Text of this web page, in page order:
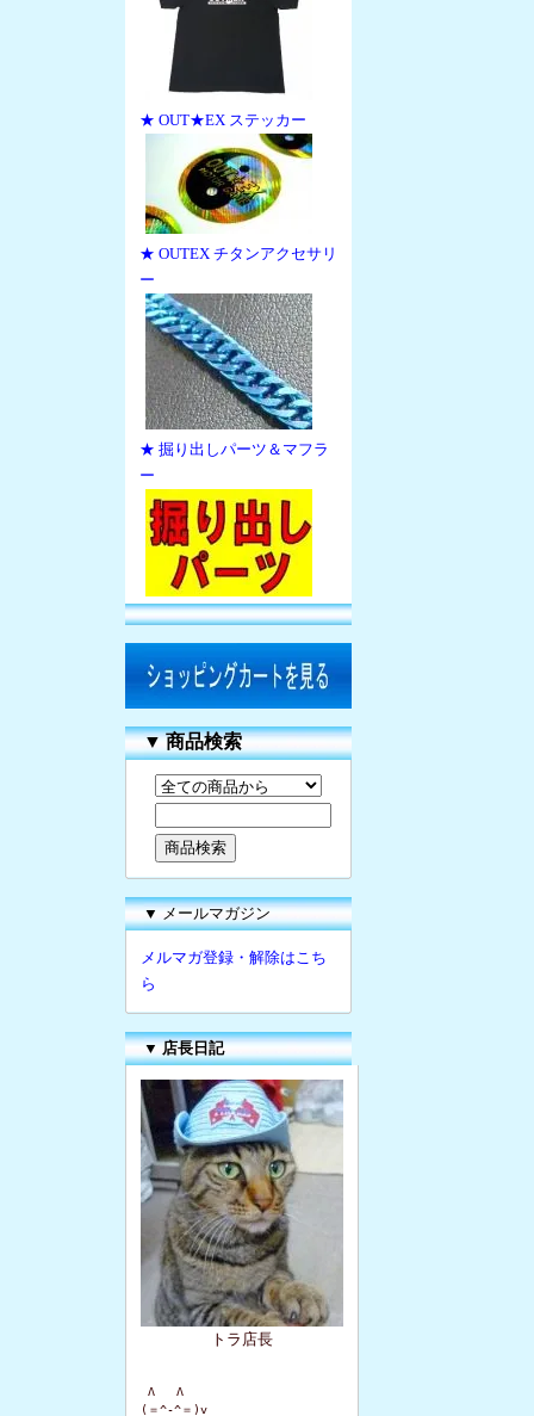
★ OUT★EX ステッカー
★ OUTEX チタンアクセサリ
ー
★ 掘り出しパーツ＆マフラ
ー
▼商品検索
▼ メールマガジン
メルマガ登録・解除はこち
ら
▼ 店長日記
トラ店長
Λ   Λ
(＝^-^＝)v